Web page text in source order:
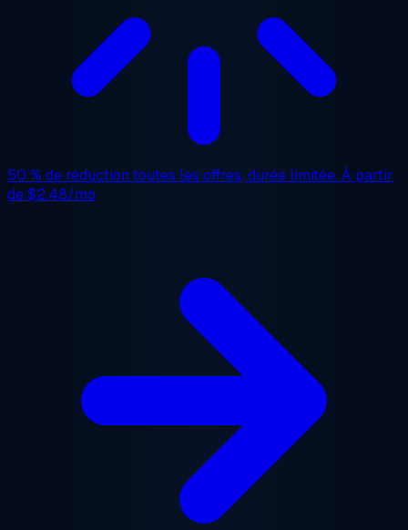
50 % de réduction toutes les offres, durée limitée. À partir
de$2.48/mo